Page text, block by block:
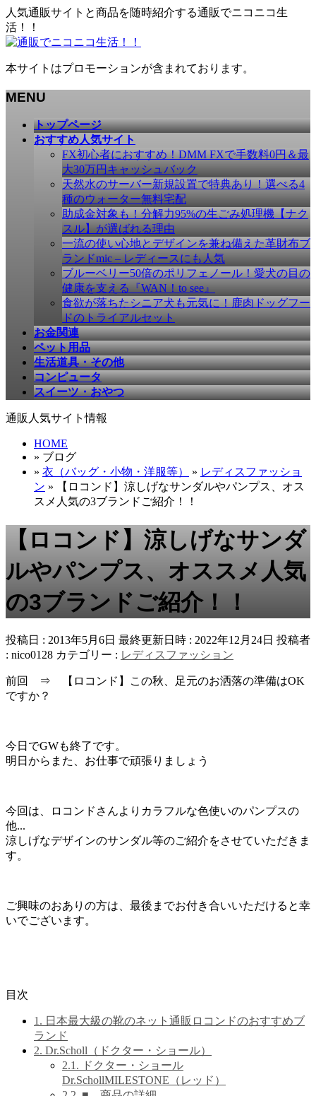
人気通販サイトと商品を随時紹介する通販でニコニコ生
活！！
本サイトはプロモーションが含まれております。
MENU
トップページ
おすすめ人気サイト
FX初心者におすすめ！DMM FXで手数料0円＆最
大30万円キャッシュバック
天然水のサーバー新規設置で特典あり！選べる4
種のウォーター無料宅配
助成金対象も！分解力95%の生ごみ処理機【ナク
スル】が選ばれる理由
一流の使い心地とデザインを兼ね備えた革財布ブ
ランドmic – レディースにも人気
ブルーベリー50倍のポリフェノール！愛犬の目の
健康を支える『WAN！to see』
食欲が落ちたシニア犬も元気に！鹿肉ドッグフー
ドのトライアルセット
お金関連
ペット用品
生活道具・その他
コンピュータ
スイーツ・おやつ
通販人気サイト情報
HOME
» ブログ
» 衣（バッグ・小物・洋服等） » レディスファッショ
ン » 【ロコンド】涼しげなサンダルやパンプス、オス
スメ人気の3ブランドご紹介！！
【ロコンド】涼しげなサンダ
ルやパンプス、オススメ人気
の3ブランドご紹介！！
投稿日 : 2013年5月6日 最終更新日時 : 2022年12月24日 投稿者
: nico0128 カテゴリー : レディスファッション
前回 ⇒ 【ロコンド】この秋、足元のお洒落の準備はOK
ですか？
今日でGWも終了です。
明日からまた、お仕事で頑張りましょう
今回は、ロコンドさんよりカラフルな色使いのパンプスの
他...
涼しげなデザインのサンダル等のご紹介をさせていただきま
す。
ご興味のおありの方は、最後までお付き合いいただけると幸
いでございます。
目次
1. 日本最大級の靴のネット通販ロコンドのおすすめブ
ランド
2. Dr.Scholl（ドクター・ショール）
2.1. ドクター・ショール
Dr.SchollMILESTONE（レッド）